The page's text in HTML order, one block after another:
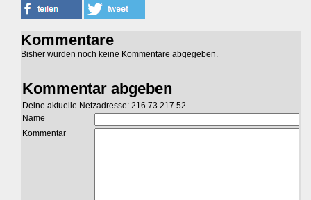
Kommentare
Bisher wurden noch keine Kommentare abgegeben.
Kommentar abgeben
Deine aktuelle Netzadresse: 216.73.217.52
Name
Kommentar